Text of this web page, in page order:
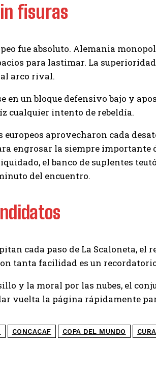
fisuras
fue absoluto. Alemania
para lastimar. La
arco rival.
en un bloque defensivo bajo y
cualquier intento de rebeldía.
europeos aprovecharon cada
engrosar la siempre
el banco de suplentes
del encuentro.
cada paso de La Scaloneta, el
tanta facilidad es un
y la moral por las nubes, el
vuelta la página rápidamente
CONCACAF COPA DEL MUNDO